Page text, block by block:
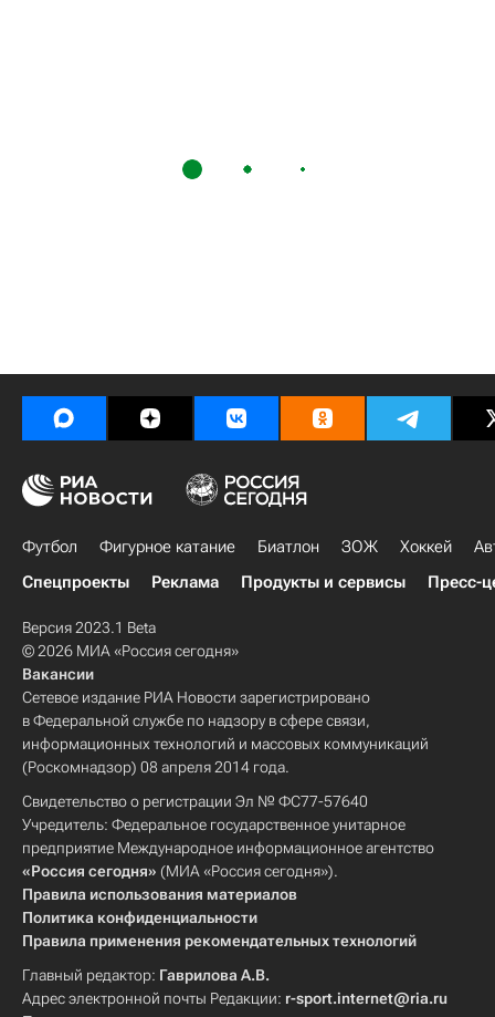
Футбол Фигурное катание Биатлон ЗОЖ Хоккей
Спецпроекты
Реклама Продукты и сервисы Пресс-
Версия 2023.1 Beta
© 2026 МИА «Россия сегодня»
Вакансии
Сетевое издание РИА Новости зарегистрировано
в Федеральной службе по надзору в сфере связи,
информационных технологий и массовых коммуникаций
(Роскомнадзор) 08 апреля 2014 года.
Свидетельство о регистрации Эл № ФС77-57640
Учредитель: Федеральное государственное унитарное
предприятие Международное информационное агентство
«Россия сегодня» (МИА «Россия сегодня»).
Правила использования материалов
Политика конфиденциальности
Правила применения рекомендательных технологий
Главный редактор: Гаврилова А.В.
Адрес электронной почты Редакции: r-sport.internet@ria.ru